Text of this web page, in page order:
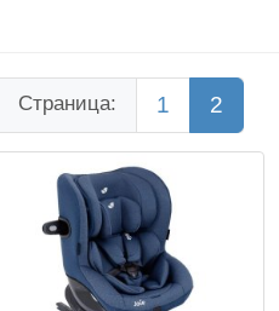
Страница: 1 2